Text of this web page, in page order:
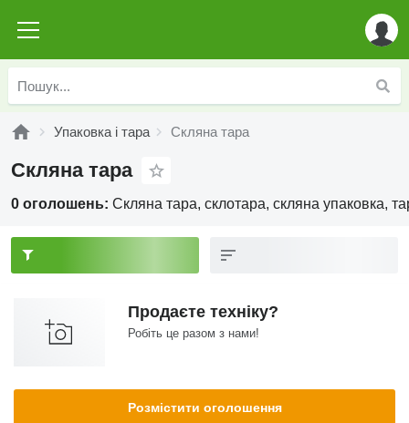
Упаковка і тара Скляна тара
Скляна тара
0 оголошень: Скляна тара, склотара, скляна упаковка,
Продаєте техніку?
Робіть це разом з нами!
Розмістити оголошення